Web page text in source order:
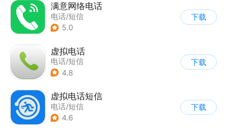
满意网络电话
电话/短信
5.0
下载
虚拟电话
电话/短信
4.8
下载
虚拟电话短信
电话/短信
4.6
下载